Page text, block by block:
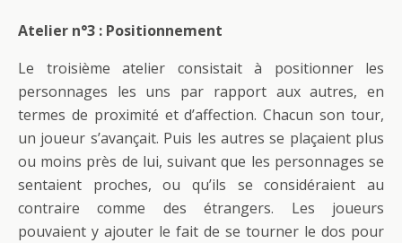
Atelier n°3 : Positionnement
Le troisième atelier consistait à positionner les
personnages les uns par rapport aux autres, en
termes de proximité et d’affection. Chacun son tour,
un joueur s’avançait. Puis les autres se plaçaient plus
ou moins près de lui, suivant que les personnages se
sentaient proches, ou qu’ils se considéraient au
contraire comme des étrangers. Les joueurs
pouvaient y ajouter le fait de se tourner le dos pour